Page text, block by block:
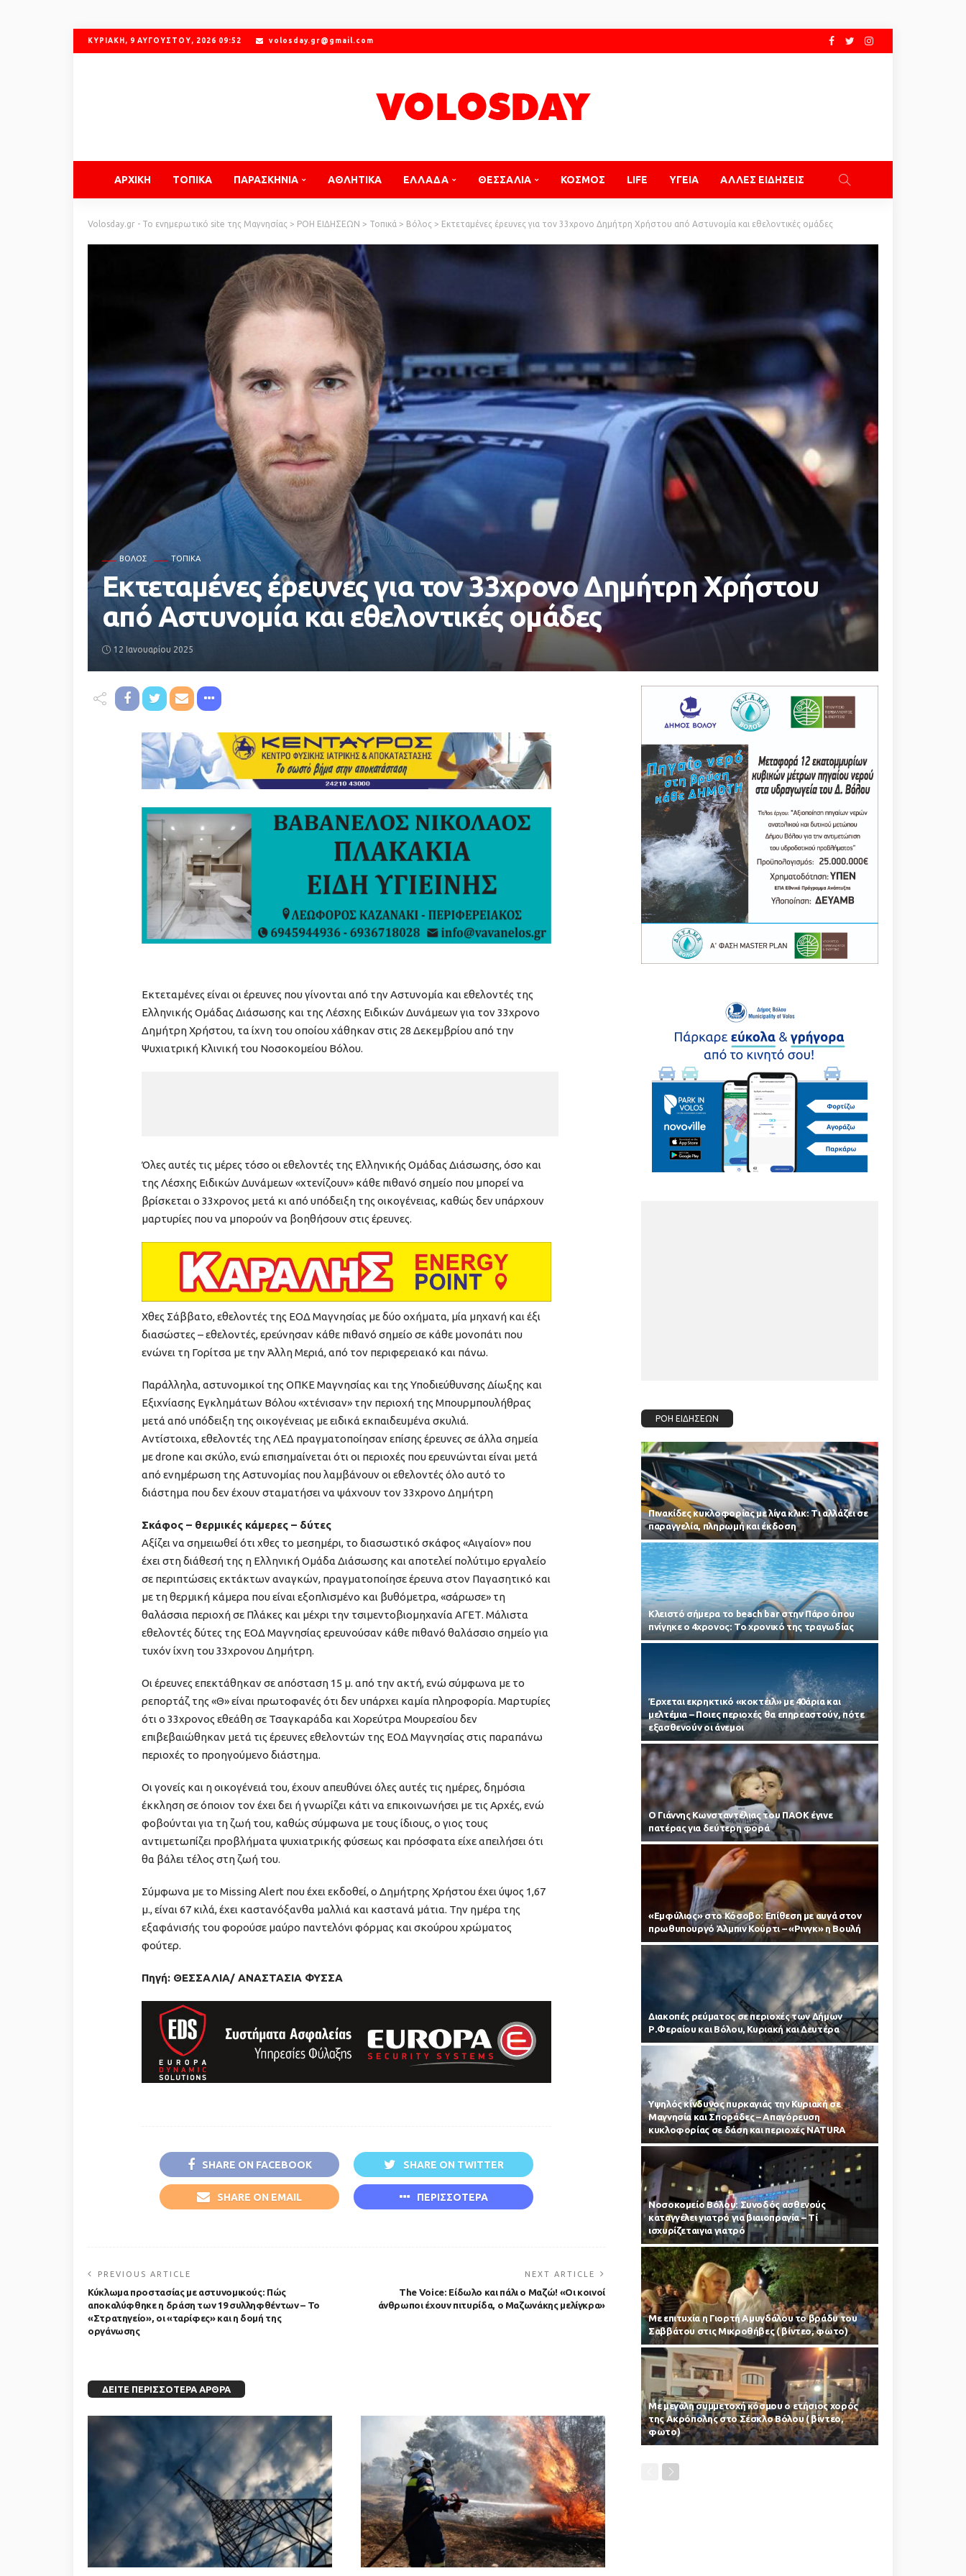
ΚΥΡΙΑΚΉ, 9 ΑΥΓΟΎΣΤΟΥ, 2026 09:52 volosday.gr@gmail.com
ΑΡΧΙΚΗ ΤΟΠΙΚΑ ΠΑΡΑΣΚΗΝΙΑ ΑΘΛΗΤΙΚΑ ΕΛΛΑΔΑ ΘΕΣΣΑΛΙΑ ΚΟΣΜΟΣ LIFE ΥΓΕΙΑ ΑΛΛΕΣ ΕΙΔΗΣΕΙΣ
Volosday.gr - Το ενημερωτικό site της Μαγνησίας > ΡΟΗ ΕΙΔΗΣΕΩΝ > Τοπικά > Βόλος > Εκτεταμένες έρευνες για τον 33χρονο Δημήτρη Χρήστου από Αστυνομία και εθελοντικές ομάδες
ΒΌΛΟΣ ΤΟΠΙΚΆ
Εκτεταμένες έρευνες για τον 33χρονο Δημήτρη Χρήστου
από Αστυνομία και εθελοντικές ομάδες
12 Ιανουαρίου 2025
Εκτεταμένες είναι οι έρευνες που γίνονται από την Αστυνομία και εθελοντές της
Ελληνικής Ομάδας Διάσωσης και της Λέσχης Ειδικών Δυνάμεων για τον 33χρονο
Δημήτρη Χρήστου, τα ίχνη του οποίου χάθηκαν στις 28 Δεκεμβρίου από την
Ψυχιατρική Κλινική του Νοσοκομείου Βόλου.
Όλες αυτές τις μέρες τόσο οι εθελοντές της Ελληνικής Ομάδας Διάσωσης, όσο και
της Λέσχης Ειδικών Δυνάμεων «χτενίζουν» κάθε πιθανό σημείο που μπορεί να
βρίσκεται ο 33χρονος μετά κι από υπόδειξη της οικογένειας, καθώς δεν υπάρχουν
μαρτυρίες που να μπορούν να βοηθήσουν στις έρευνες.
Χθες Σάββατο, εθελοντές της ΕΟΔ Μαγνησίας με δύο οχήματα, μία μηχανή και έξι
διασώστες – εθελοντές, ερεύνησαν κάθε πιθανό σημείο σε κάθε μονοπάτι που
ενώνει τη Γορίτσα με την Άλλη Μεριά, από τον περιφερειακό και πάνω.
Παράλληλα, αστυνομικοί της ΟΠΚΕ Μαγνησίας και της Υποδιεύθυνσης Δίωξης και
Εξιχνίασης Εγκλημάτων Βόλου «χτένισαν» την περιοχή της Μπουρμπουλήθρας
μετά από υπόδειξη της οικογένειας με ειδικά εκπαιδευμένα σκυλιά.
Αντίστοιχα, εθελοντές της ΛΕΔ πραγματοποίησαν επίσης έρευνες σε άλλα σημεία
με drone και σκύλο, ενώ επισημαίνεται ότι οι περιοχές που ερευνώνται είναι μετά
από ενημέρωση της Αστυνομίας που λαμβάνουν οι εθελοντές όλο αυτό το
διάστημα που δεν έχουν σταματήσει να ψάχνουν τον 33χρονο Δημήτρη
Σκάφος – θερμικές κάμερες – δύτες
Αξίζει να σημειωθεί ότι χθες το μεσημέρι, το διασωστικό σκάφος «Αιγαίον» που
έχει στη διάθεσή της η Ελληνική Ομάδα Διάσωσης και αποτελεί πολύτιμο εργαλείο
σε περιπτώσεις εκτάκτων αναγκών, πραγματοποίησε έρευνα στον Παγασητικό και
με τη θερμική κάμερα που είναι εξοπλισμένο και βυθόμετρα, «σάρωσε» τη
θαλάσσια περιοχή σε Πλάκες και μέχρι την τσιμεντοβιομηχανία ΑΓΕΤ. Μάλιστα
εθελοντές δύτες της ΕΟΔ Μαγνησίας ερευνούσαν κάθε πιθανό θαλάσσιο σημείο για
τυχόν ίχνη του 33χρονου Δημήτρη.
Οι έρευνες επεκτάθηκαν σε απόσταση 15 μ. από την ακτή, ενώ σύμφωνα με το
ρεπορτάζ της «Θ» είναι πρωτοφανές ότι δεν υπάρχει καμία πληροφορία. Μαρτυρίες
ότι ο 33χρονος εθεάθη σε Τσαγκαράδα και Χορεύτρα Μουρεσίου δεν
επιβεβαιώθηκαν μετά τις έρευνες εθελοντών της ΕΟΔ Μαγνησίας στις παραπάνω
περιοχές το προηγούμενο διάστημα.
Οι γονείς και η οικογένειά του, έχουν απευθύνει όλες αυτές τις ημέρες, δημόσια
έκκληση σε όποιον τον έχει δει ή γνωρίζει κάτι να επικοινωνήσει με τις Αρχές, ενώ
φοβούνται για τη ζωή του, καθώς σύμφωνα με τους ίδιους, ο γιος τους
αντιμετωπίζει προβλήματα ψυχιατρικής φύσεως και πρόσφατα είχε απειλήσει ότι
θα βάλει τέλος στη ζωή του.
Σύμφωνα με το Missing Alert που έχει εκδοθεί, ο Δημήτρης Χρήστου έχει ύψος 1,67
μ., είναι 67 κιλά, έχει καστανόξανθα μαλλιά και καστανά μάτια. Την ημέρα της
εξαφάνισής του φορούσε μαύρο παντελόνι φόρμας και σκούρου χρώματος
φούτερ.
Πηγή: ΘΕΣΣΑΛΙΑ/ ΑΝΑΣΤΑΣΙΑ ΦΥΣΣΑ
SHARE ON FACEBOOK SHARE ON TWITTER
SHARE ON EMAIL ΠΕΡΙΣΣΟΤΕΡΑ
PREVIOUS ARTICLE
Κύκλωμα προστασίας με αστυνομικούς: Πώς
αποκαλύφθηκε η δράση των 19 συλληφθέντων – Το
«Στρατηγείο», οι «ταρίφες» και η δομή της
οργάνωσης
NEXT ARTICLE
The Voice: Είδωλο και πάλι ο Μαζώ! «Οι κοινοί
άνθρωποι έχουν πιτυρίδα, ο Μαζωνάκης μελίγκρα»
ΔΕΊΤΕ ΠΕΡΙΣΣΌΤΕΡΑ ΆΡΘΡΑ
ΡΟΗ ΕΙΔΗΣΕΩΝ
Πινακίδες κυκλοφορίας με λίγα κλικ: Τι αλλάζει σε
παραγγελία, πληρωμή και έκδοση
Κλειστό σήμερα το beach bar στην Πάρο όπου
πνίγηκε ο 4χρονος: Το χρονικό της τραγωδίας
Έρχεται εκρηκτικό «κοκτέιλ» με 40άρια και
μελτέμια – Ποιες περιοχές θα επηρεαστούν, πότε
εξασθενούν οι άνεμοι
Ο Γιάννης Κωνσταντέλιας του ΠΑΟΚ έγινε
πατέρας για δεύτερη φορά
«Εμφύλιος» στο Κόσοβο: Επίθεση με αυγά στον
πρωθυπουργό Άλμπιν Κούρτι – «Ρινγκ» η Βουλή
Διακοπές ρεύματος σε περιοχές των Δήμων
Ρ.Φεραίου και Βόλου, Κυριακή και Δευτέρα
Υψηλός κίνδυνος πυρκαγιάς την Κυριακή σε
Μαγνησία και Σποράδες – Απαγόρευση
κυκλοφορίας σε δάση και περιοχές NATURA
Νοσοκομείο Βόλου: Συνοδός ασθενούς
καταγγέλει γιατρό για βιαιοπραγία – Τί
ισχυρίζεταιγια γιατρό
Με επιτυχία η Γιορτή Αμυγδάλου το βράδυ του
Σαββάτου στις Μικροθήβες ( βίντεο, φωτο)
Με μεγάλη συμμετοχή κόσμου ο ετήσιος χορός
της Ακρόπολης στο Σέσκλο Βόλου ( βίντεο,
φωτο)